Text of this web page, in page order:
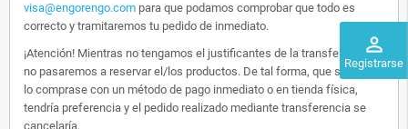
perm_identity
Registrarse
visa@engorengo.com para que podamos comprobar que todo es
correcto y tramitaremos tu pedido de inmediato.
¡Atención! Mientras no tengamos el justificantes de la transferencia,
no pasaremos a reservar el/los productos. De tal forma, que si alguien
lo comprase con un método de pago inmediato o en tienda física,
tendría preferencia y el pedido realizado mediante transferencia se
cancelaría.